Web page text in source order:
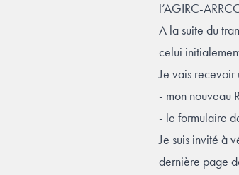
l’AGIRC-
A la suite du
celui
Je vais recevoir
- mon nouveau
- le formulaire
Je suis invité à
dernière page